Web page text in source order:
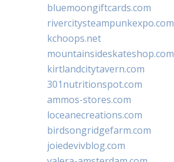
bluemoongiftcards.com
rivercitysteampunkexpo.com
kchoops.net
mountainsideskateshop.com
kirtlandcitytavern.com
301nutritionspot.com
ammos-stores.com
loceanecreations.com
birdsongridgefarm.com
joiedevivblog.com